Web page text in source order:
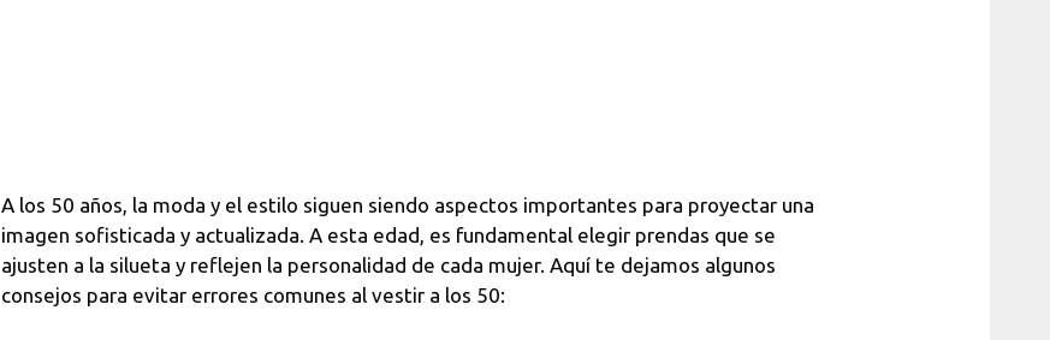
A los 50 años, la moda y el estilo siguen siendo aspectos importantes para proyectar una
imagen sofisticada y actualizada. A esta edad, es fundamental elegir prendas que se
ajusten a la silueta y reflejen la personalidad de cada mujer. Aquí te dejamos algunos
consejos para evitar errores comunes al vestir a los 50: